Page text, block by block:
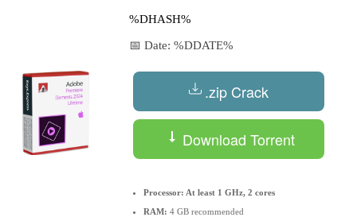
%DHASH%
📅 Date: %DDATE%
.zip Crack
Download Torrent
Processor: At least 1 GHz, 2 cores
RAM: 4 GB recommended